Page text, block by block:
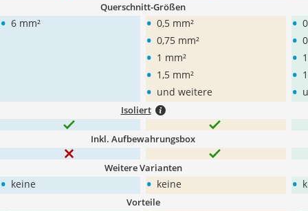
Querschnitt-Größen
• 6 mm² • 0,5 mm²
• 0,75 mm²
• 1 mm²
• 1,5 mm²
• und weitere
•
•
•
•
•
Isoliert
Inkl. Aufbewahrungsbox
Weitere Varianten
• keine • keine •
Vorteile